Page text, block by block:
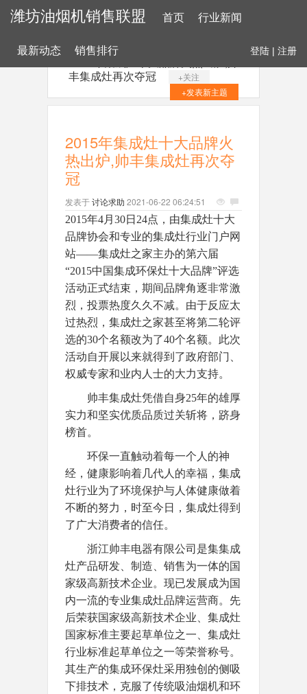
潍坊油烟机销售联盟 首页 行业新闻
最新动态 销售排行 登陆 | 注册
丰集成灶再次夺冠
+关注
+发表新主题
2015年集成灶十大品牌火
热出炉,帅丰集成灶再次夺
冠
发表于讨论求助 2021-06-22 06:24:51
2015年4月30日24点， 由集成灶十大
品牌协会和专业的集成灶行业门户网
站——集成灶之家主办的第六届
“201 5中国集成环保灶十大品牌”评选
活动正式结束 ，期间品牌角逐非常激
烈，投票热度久久不减。由于反应太
过热烈，集成灶之家甚至将第二轮评
选的30个名额改为了40个名额。 此次
活动自开展以来就得到了政府部门、
权威专家和业内人士的大力支持。
帅丰集成灶凭借自身25年的雄厚
实力和坚实优质品质过关斩将，跻身
榜首。
环保一直触动着每一个人的神
经，健康影响着几代人的幸福，集成
灶行业为了环境保护与人体健康做着
不断的努力，时至今日，集成灶得到
了广大消费者的信任。
浙江帅丰电器有限公司是集集成
灶产品研发、制造、销售为一体的国
家级高新技术企业。现已发展成为国
内一流的专业集成灶品牌运营商。先
后荣获国家级高新技术企业、集成灶
国家标准主要起草单位之一、集成灶
行业标准起草单位之一等荣誉称号。
其生产的集成环保灶采用独创的侧吸
下排技术，克服了传统吸油烟机和环